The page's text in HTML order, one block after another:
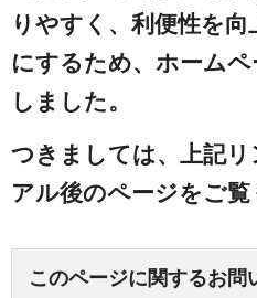
りやすく、利便性を
にするため、ホーム
しました。
つきましては、上記
アル後のページをご覧
このページに関するお問